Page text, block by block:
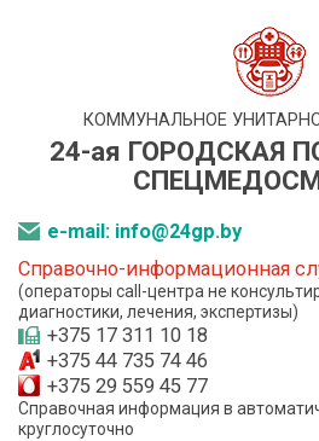
КОММУНАЛЬНОЕ
24-ая ГОРОДСКАЯ
e-mail: info@24gp.by
Справочно-информационная
(операторы call-центра не
диагностики, лечения, экспертизы)
+375 17 311 10 18
+375 44 735 74 46
+375 29 559 45 77
Справочная информация в
круглосуточно